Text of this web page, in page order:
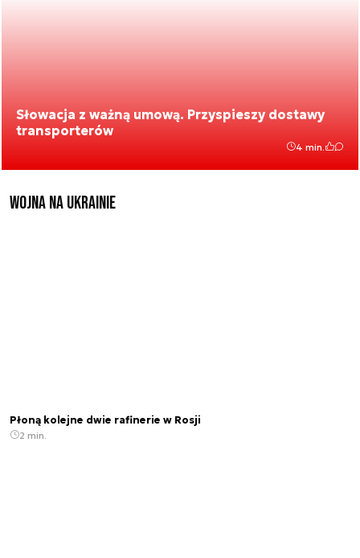
Słowacja z ważną umową. Przyspieszy dostawy
transporterów
4 min.
Wojna na Ukrainie
Płoną kolejne dwie rafinerie w Rosji
2 min.